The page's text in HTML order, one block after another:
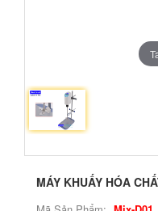
MÁY KHUẤY HÓA